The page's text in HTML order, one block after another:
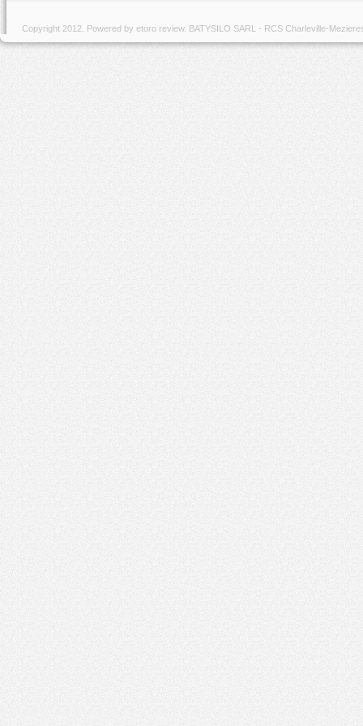
Copyright 2012. Powered byetoro review. BATYSILO SARL - RCS Charleville-